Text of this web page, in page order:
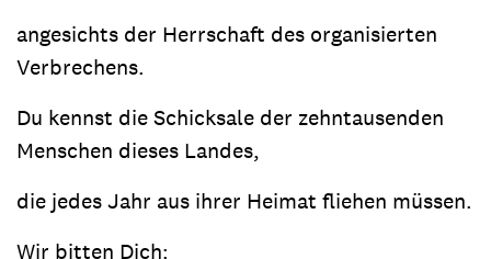
angesichts der Herrschaft des organisierten
Verbrechens.
Du kennst die Schicksale der zehntausenden
Menschen dieses Landes,
die jedes Jahr aus ihrer Heimat fliehen müssen.
Wir bitten Dich: